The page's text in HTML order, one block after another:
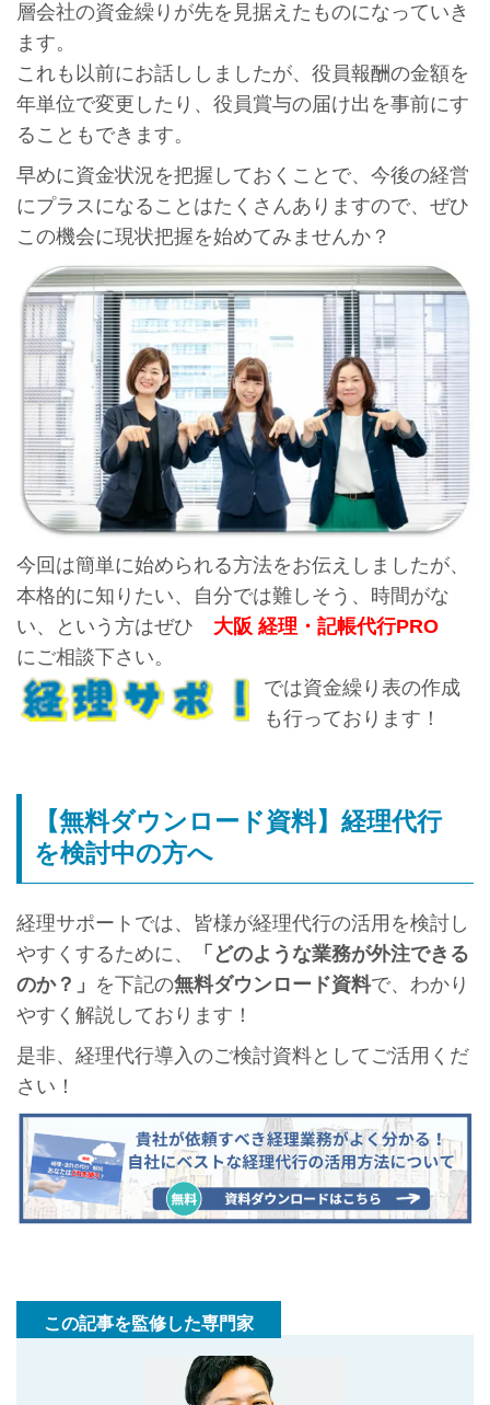
層会社の資金繰りが先を見据えたものになっていき
ます。
これも以前にお話ししましたが、役員報酬の金額を
年単位で変更したり、役員賞与の届け出を事前にす
ることもできます。
早めに資金状況を把握しておくことで、今後の経営
にプラスになることはたくさんありますので、ぜひ
この機会に現状把握を始めてみませんか？
今回は簡単に始められる方法をお伝えしましたが、
本格的に知りたい、自分では難しそう、時間がな
い、という方はぜひ 大阪 経理・記帳代行PRO
にご相談下さい。
では資金繰り表の作成
も行っております！
【無料ダウンロード資料】経理代行
を検討中の方へ
経理サポートでは、皆様が経理代行の活用を検討し
やすくするために、
「どのような業務が外注できる
のか？」 を下記の無料ダウンロード資料で、わかり
やすく解説しております！
是非、経理代行導入のご検討資料としてご活用くだ
さい！
この記事を監修した専門家